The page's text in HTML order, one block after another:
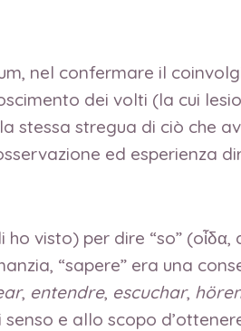
nel confermare il
dei volti (la cui
stessa stregua di ciò che
ed esperienza
visto) per dire “so” (oἶδα,
“sapere” era una
, entendre, escuchar,
e allo scopo